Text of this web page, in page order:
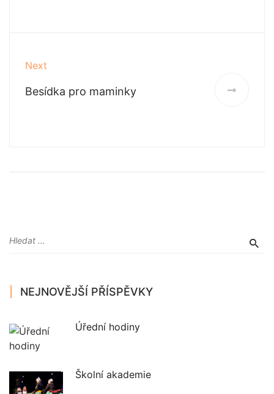
Next
Besídka pro maminky
NEJNOVĚJŠÍ PŘÍSPĚVKY
Úřední hodiny
Školní akademie